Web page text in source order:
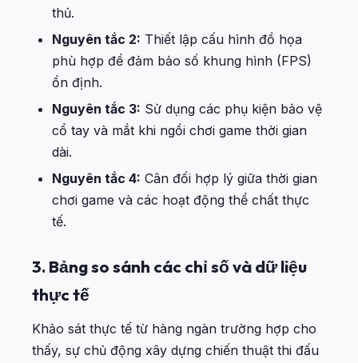
thủ.
Nguyên tắc 2: Thiết lập cấu hình đồ họa
phù hợp để đảm bảo số khung hình (FPS)
ổn định.
Nguyên tắc 3: Sử dụng các phụ kiện bảo vệ
cổ tay và mắt khi ngồi chơi game thời gian
dài.
Nguyên tắc 4: Cân đối hợp lý giữa thời gian
chơi game và các hoạt động thể chất thực
tế.
3. Bảng so sánh các chỉ số và dữ liệu
thực tế
Khảo sát thực tế từ hàng ngàn trường hợp cho
thấy, sự chủ động xây dựng chiến thuật thi đấu